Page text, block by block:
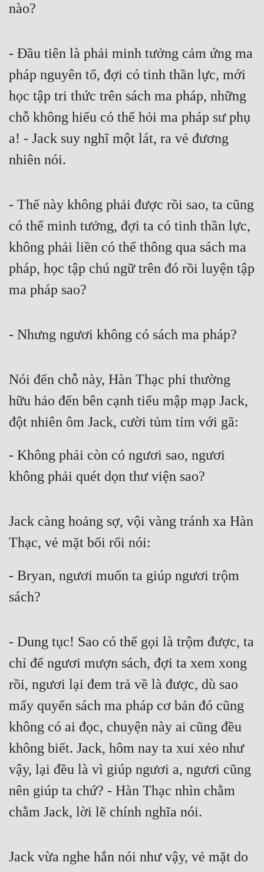
nào?
- Đầu tiên là phải minh tưởng cảm ứng ma
pháp nguyên tố, đợi có tinh thần lực, mới
học tập tri thức trên sách ma pháp, những
chỗ không hiểu có thể hỏi ma pháp sư phụ
a! - Jack suy nghĩ một lát, ra vẻ đương
nhiên nói.
- Thế này không phải được rồi sao, ta cũng
có thể minh tưởng, đợi ta có tinh thần lực,
không phải liền có thể thông qua sách ma
pháp, học tập chú ngữ trên đó rồi luyện tập
ma pháp sao?
- Nhưng ngươi không có sách ma pháp?
Nói đến chỗ này, Hàn Thạc phi thường
hữu hảo đến bên cạnh tiểu mập mạp Jack,
đột nhiên ôm Jack, cười tủm tỉm với gã:
- Không phải còn có ngươi sao, ngươi
không phải quét dọn thư viện sao?
Jack càng hoảng sợ, vội vàng tránh xa Hàn
Thạc, vẻ mặt bối rối nói:
- Bryan, ngươi muốn ta giúp ngươi trộm
sách?
- Dung tục! Sao có thể gọi là trộm được, ta
chỉ để ngươi mượn sách, đợi ta xem xong
rồi, ngươi lại đem trả về là được, dù sao
mấy quyển sách ma pháp cơ bản đó cũng
không có ai đọc, chuyện này ai cũng đều
không biết. Jack, hôm nay ta xui xẻo như
vậy, lại đều là vì giúp ngươi a, ngươi cũng
nên giúp ta chứ? - Hàn Thạc nhìn chằm
chằm Jack, lời lẽ chính nghĩa nói.
Jack vừa nghe hắn nói như vậy, vẻ mặt do